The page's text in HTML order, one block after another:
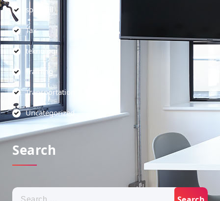
soft skill
Tax
teknologi
Training
Transportation
Uncategorized
Search